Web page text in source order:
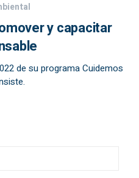
y capacitar
de su programa Cuidemos